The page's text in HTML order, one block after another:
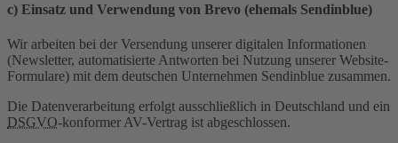
c) Einsatz und Verwendung von Brevo (ehemals Sendinblue)
Wir arbeiten bei der Versendung unserer digitalen Informationen
(Newsletter, automatisierte Antworten bei Nutzung unserer Website-
Formulare) mit dem deutschen Unternehmen Sendinblue zusammen.
Die Datenverarbeitung erfolgt ausschließlich in Deutschland und ein
DSGVO-konformer AV-Vertrag ist abgeschlossen.